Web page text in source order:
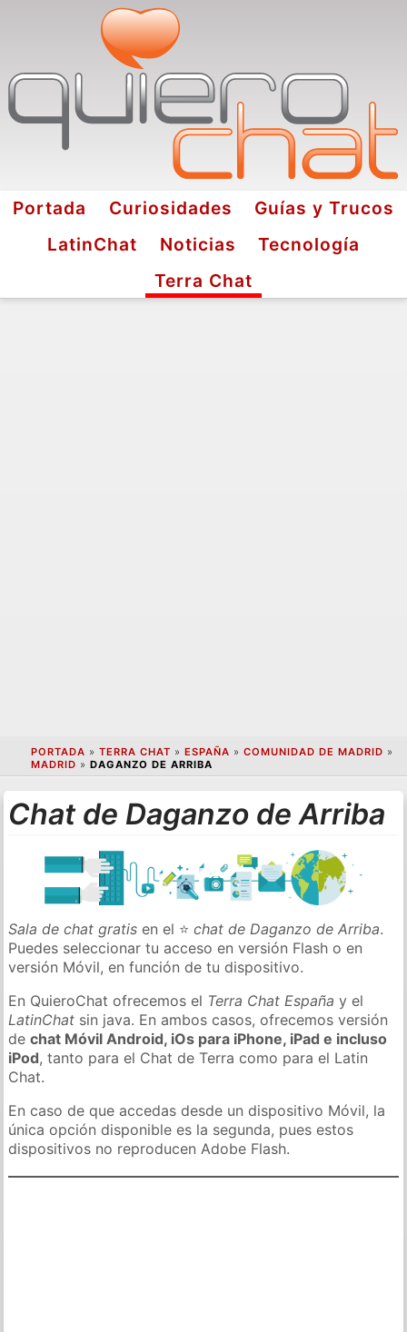
Portada Curiosidades
Guías y Trucos
LatinChat
Noticias
Tecnología
Terra Chat
PORTADA » TERRA CHAT » ESPAÑA » COMUNIDAD DE MADRID »
MADRID » DAGANZO DE ARRIBA
Chat de Daganzo de Arriba
Sala de chat gratis en el ⭐chat de Daganzo de Arriba.
Puedes seleccionar tu acceso en versión Flash o en
versión Móvil, en función de tu dispositivo.
En QuieroChat ofrecemos el Terra Chat España y el
LatinChat sin java. En ambos casos, ofrecemos versión
dechat Móvil Android, iOs para iPhone, iPad e incluso
iPod, tanto para el Chat de Terra como para el Latin
Chat.
En caso de que accedas desde un dispositivo Móvil, la
única opción disponible es la segunda, pues estos
dispositivos no reproducen Adobe Flash.